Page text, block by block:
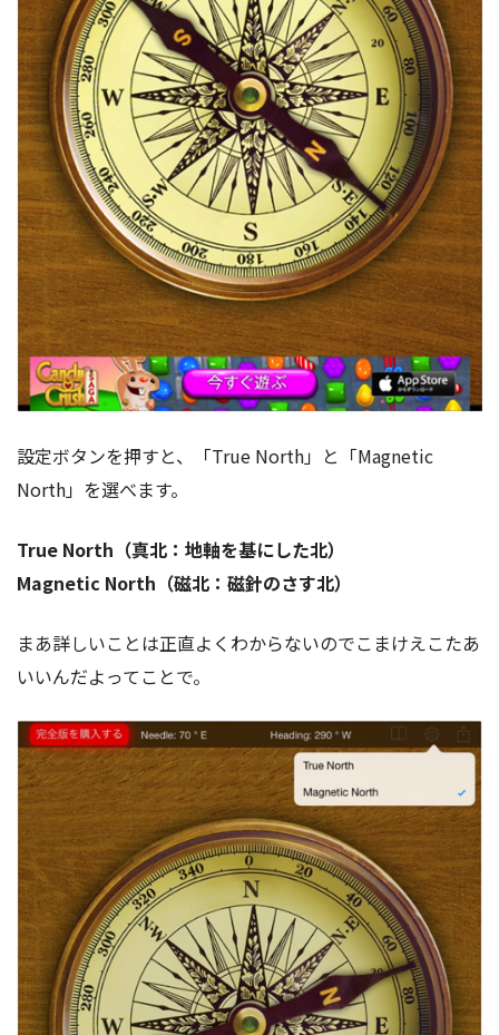
設定ボタンを押すと、「True North」と「Magnetic
North」を選べます。
True North（真北：地軸を基にした北）
Magnetic North（磁北：磁針のさす北）
まあ詳しいことは正直よくわからないのでこまけえこたあ
いいんだよってことで。